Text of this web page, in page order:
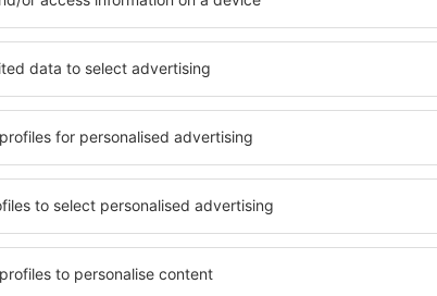
Paris
FRÅN 438 SEK
SPANIEN